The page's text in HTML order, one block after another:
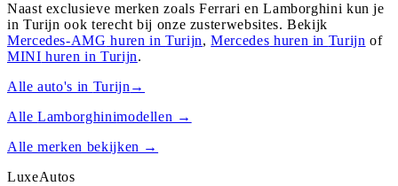
Naast exclusieve merken zoals Ferrari en Lamborghini kun je
in Turijn ook terecht bij onze zusterwebsites. Bekijk
Mercedes-AMG huren inTurijn,Mercedes huren in Turijn of
MINI huren in Turijn.
Alle auto's in Turijn→
AlleLamborghinimodellen →
Alle merken bekijken →
LuxeAutos